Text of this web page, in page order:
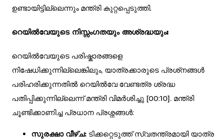
ഉണ്ടായിട്ടില്ലെന്നും മന്ത്രി കുറ്റപ്പെടുത്തി.
റെയിൽവേയുടെ നിസ്സംഗതയും അശ്രദ്ധയും:
റെയിൽവേയുടെ പരിഷ്കാരങ്ങളെ
നിഷേധിക്കുന്നില്ലെങ്കിലും, യാത്രക്കാരുടെ പ്രശ്‌നങ്ങൾ
പരിഹരിക്കുന്നതിൽ റെയിൽവേ വേണ്ടത്ര ശ്രദ്ധ
പതിപ്പിക്കുന്നില്ലെന്ന് മന്ത്രി വിമർശിച്ചു [00:10]. മന്ത്രി
ചൂണ്ടിക്കാണിച്ച പ്രധാന പ്രശ്നങ്ങൾ:
സുരക്ഷാ വീഴ്ച: ടിക്കറ്റെടുത്ത് സ്വതന്ത്രമായി യാത്ര